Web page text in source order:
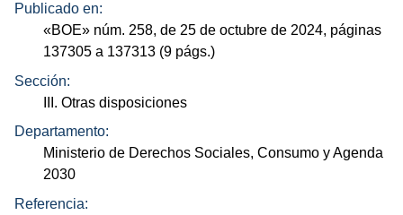
Publicado en:
«BOE» núm. 258, de 25 de octubre de 2024, páginas
137305 a 137313 (9 págs.)
Sección:
III. Otras disposiciones
Departamento:
Ministerio de Derechos Sociales, Consumo y Agenda
2030
Referencia: